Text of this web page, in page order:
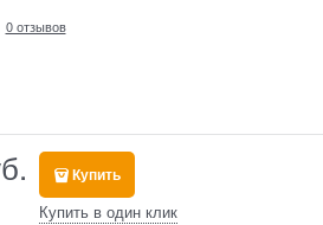
0 отзывов
Купить
Купить в один клик